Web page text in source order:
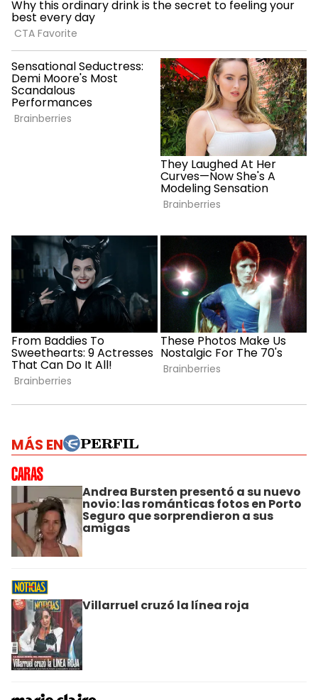
MÁS EN
Andrea Bursten presentó a su nuevo
novio: las románticas fotos en Porto
Seguro que sorprendieron a sus
amigas
Villarruel cruzó la línea roja